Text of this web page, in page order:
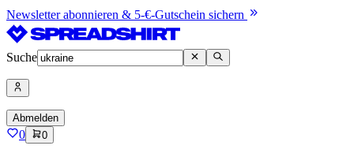
Newsletter abonnieren & 5-€-Gutschein sichern
Suche
Abmelden
0 0